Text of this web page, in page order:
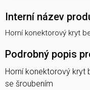
Interní název
Horní konektorový kryt
Podrobný popis
Horní konektorový kryt
se šroubením